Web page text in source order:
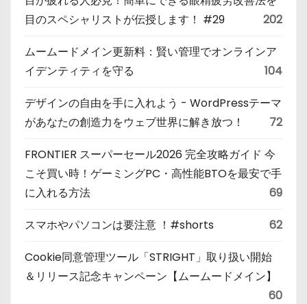
目のスペシャリストが伝授します！ #29
202
ムームードメイン更新料：賢い管理でオンラインア
イデンティティを守る
104
デザインの自由を手に入れよう - WordPressテーマ
があなたの創造力をウェブ世界に解き放つ！
72
FRONTIER スーパーセール2026 完全攻略ガイド 今
こそ買い時！ゲーミングPC・高性能BTOを最安で手
に入れる方法
69
スマホやパソコンは要注意 ！#shorts 62
Cookie同意管理ツール「STRIGHT」取り扱い開始
＆リリース記念キャンペーン【ムームードメイン】
60